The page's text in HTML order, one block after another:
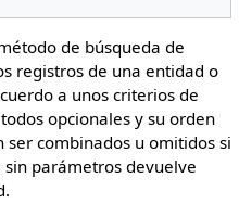
de búsqueda de
registros de una entidad o
a unos criterios de
opcionales y su orden
combinados u omitidos si
sin parámetros devuelve